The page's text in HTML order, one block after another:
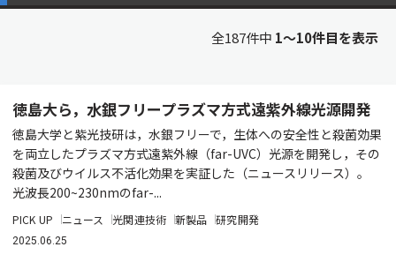
全187件中 1〜10件目を表示
徳島大ら，水銀フリープラズマ方式遠紫外線光源開発
徳島大学と紫光技研は，水銀フリーで，生体への安全性と殺菌効果
を両立したプラズマ方式遠紫外線（far-UVC）光源を開発し，その
殺菌及びウイルス不活化効果を実証した（ニュースリリース）。
光波長200~230nmのfar-...
PICK UP ニュース 光関連技術 新製品 研究開発
2025.06.25